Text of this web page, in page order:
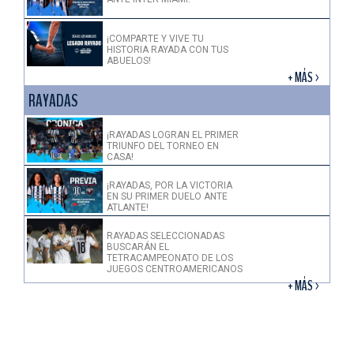
¡COMPARTE Y VIVE TU
HISTORIA RAYADA CON TUS
ABUELOS!
+ MÁS >
RAYADAS
¡RAYADAS LOGRAN EL PRIMER
TRIUNFO DEL TORNEO EN
CASA!
¡RAYADAS, POR LA VICTORIA
EN SU PRIMER DUELO ANTE
ATLANTE!
RAYADAS SELECCIONADAS
BUSCARÁN EL
TETRACAMPEONATO DE LOS
JUEGOS CENTROAMERICANOS
+ MÁS >